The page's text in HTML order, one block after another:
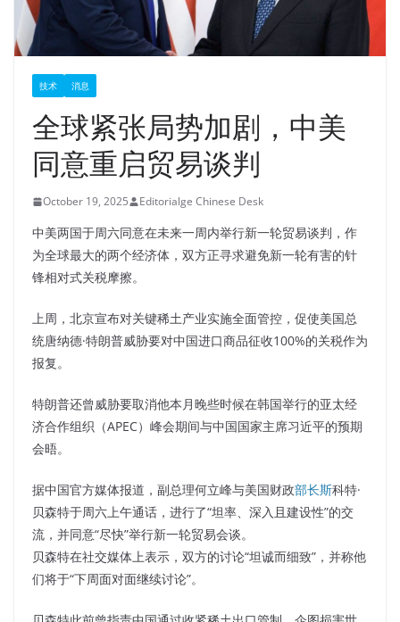
技术 消息
全球紧张局势加剧，中美
同意重启贸易谈判
October 19, 2025 Editorialge Chinese Desk
中美两国于周六同意在未来一周内举行新一轮贸易谈判，作
为全球最大的两个经济体，双方正寻求避免新一轮有害的针
锋相对式关税摩擦。
上周，北京宣布对关键稀土产业实施全面管控，促使美国总
统唐纳德·特朗普威胁要对中国进口商品征收100%的关税作为
报复。
特朗普还曾威胁要取消他本月晚些时候在韩国举行的亚太经
济合作组织（APEC）峰会期间与中国国家主席习近平的预期
会晤。
据中国官方媒体报道，副总理何立峰与美国财政部长斯科特·
贝森特于周六上午通话，进行了“坦率、深入且建设性”的交
流，并同意“尽快”举行新一轮贸易会谈。
贝森特在社交媒体上表示，双方的讨论“坦诚而细致”，并称他
们将于“下周面对面继续讨论”。